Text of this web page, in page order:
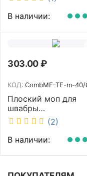
В наличии:
303.00₽
КОД: CombMF-TF-m-40/
Плоский моп для
швабры
комбинированный
карман бежевый 40
NV CombMF-TF-m-
(2)
В наличии: